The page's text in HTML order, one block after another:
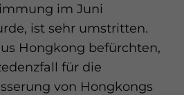
im Juni
ist sehr umstritten.
Hongkong befürchten,
für die
von Hongkongs